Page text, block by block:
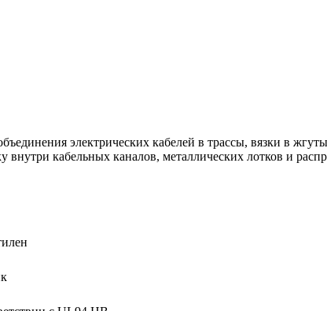
электрических кабелей в трассы, вязки в
внутри кабельных каналов, металлических лотков и